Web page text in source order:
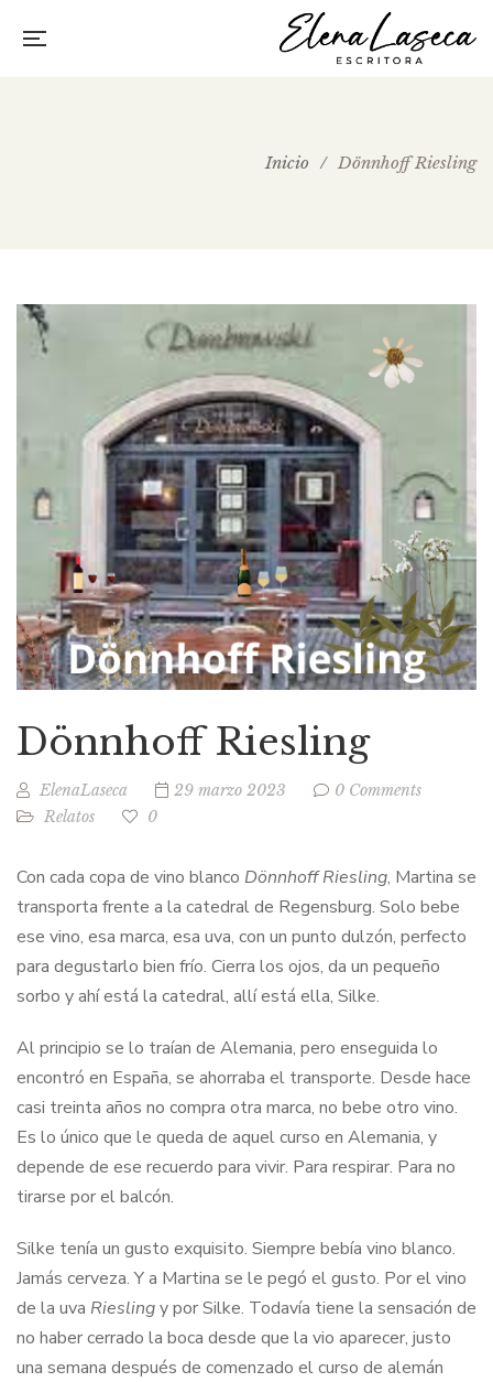
Inicio / Dönnhoff Riesling
Dönnhoff Riesling
ElenaLaseca 29 marzo 2023
0 Comments
Relatos
0
Con cada copa de vino blanco Dönnhoff Riesling, Martina se
transporta frente a la catedral de Regensburg. Solo bebe
ese vino, esa marca, esa uva, con un punto dulzón, perfecto
para degustarlo bien frío. Cierra los ojos, da un pequeño
sorbo y ahí está la catedral, allí está ella, Silke.
Al principio se lo traían de Alemania, pero enseguida lo
encontró en España, se ahorraba el transporte. Desde hace
casi treinta años no compra otra marca, no bebe otro vino.
Es lo único que le queda de aquel curso en Alemania, y
depende de ese recuerdo para vivir. Para respirar. Para no
tirarse por el balcón.
Silke tenía un gusto exquisito. Siempre bebía vino blanco.
Jamás cerveza. Y a Martina se le pegó el gusto. Por el vino
de la uva Rieslingy por Silke. Todavía tiene la sensación de
no haber cerrado la boca desde que la vio aparecer, justo
una semana después de comenzado el curso de alemán